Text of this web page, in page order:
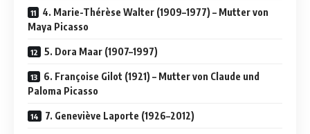
4. Marie-Thérèse Walter (1909–1977) – Mutter von
Maya Picasso
5. Dora Maar (1907–1997)
6. Françoise Gilot (1921) – Mutter von Claude und
Paloma Picasso
7. Geneviève Laporte (1926–2012)